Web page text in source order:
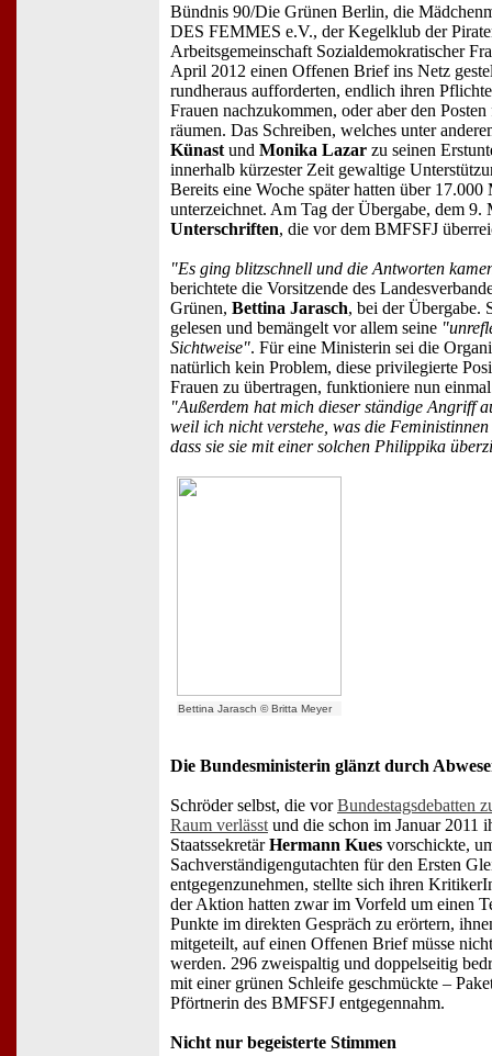
Bündnis 90/Die Grünen Berlin, die
DES FEMMES e.V., der Kegelklub der
Arbeitsgemeinschaft Sozialdemokratischer
April 2012 einen Offenen Brief ins Netz
rundheraus aufforderten, endlich ihren
Frauen nachzukommen, oder aber den
räumen. Das Schreiben, welches unter
Künast und Monika Lazar zu seinen
innerhalb kürzester Zeit gewaltige
Bereits eine Woche später hatten über
unterzeichnet. Am Tag der Übergabe, dem
Unterschriften, die vor dem BMFSFJ
"Es ging blitzschnell und die Antworten
berichtete die Vorsitzende des
Grünen, Bettina Jarasch, bei der Übergabe.
gelesen und bemängelt vor allem seine
Sichtweise". Für eine Ministerin sei die
natürlich kein Problem, diese privilegierte
Frauen zu übertragen, funktioniere nun
"Außerdem hat mich dieser ständige Angriff
weil ich nicht verstehe, was die
dass sie sie mit einer solchen Philippika
Bettina Jarasch © Britta Meyer
Die Bundesministerin glänzt durch
Schröder selbst, die vorBundestagsdebatten
Raum verlässt und die schon im Januar 2011
StaatssekretärHermann Kues vorschickte,
Sachverständigengutachten für den Ersten
entgegenzunehmen, stellte sich ihren
der Aktion hatten zwar im Vorfeld um einen
Punkte im direkten Gespräch zu erörtern,
mitgeteilt, auf einen Offenen Brief müsse
werden. 296 zweispaltig und doppelseitig
mit einer grünen Schleife geschmückte –
Pförtnerin des BMFSFJ entgegennahm.
Nicht nur begeisterte Stimmen